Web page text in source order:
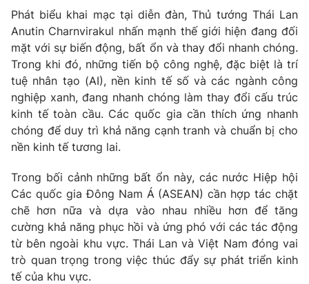
Photo Infographic
Video Shorts video
VTV Money VTV Thể thao
VTV Sức khoẻ Bất động sản
Thị trường 24h Tấm lòng Việt
VTV4 Vươn mình bằng AI
VTV9 VTV8
Phát biểu khai mạc tại diễn đàn, Thủ tướng Thái Lan
Anutin Charnvirakul nhấn mạnh thế giới hiện đang đối
mặt với sự biến động, bất ổn và thay đổi nhanh chóng.
Trong khi đó, những tiến bộ công nghệ, đặc biệt là trí
tuệ nhân tạo (AI), nền kinh tế số và các ngành công
nghiệp xanh, đang nhanh chóng làm thay đổi cấu trúc
kinh tế toàn cầu. Các quốc gia cần thích ứng nhanh
chóng để duy trì khả năng cạnh tranh và chuẩn bị cho
nền kinh tế tương lai.
Trong bối cảnh những bất ổn này, các nước Hiệp hội
Các quốc gia Đông Nam Á (ASEAN) cần hợp tác chặt
chẽ hơn nữa và dựa vào nhau nhiều hơn để tăng
cường khả năng phục hồi và ứng phó với các tác động
từ bên ngoài khu vực. Thái Lan và Việt Nam đóng vai
trò quan trọng trong việc thúc đẩy sự phát triển kinh
tế của khu vực.